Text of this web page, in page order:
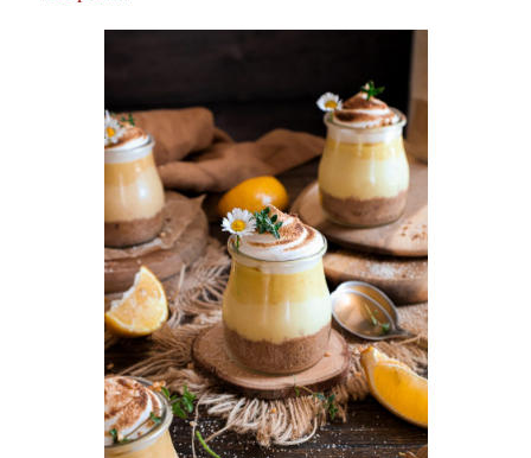
Crème
Pâtissière
Maison
/
Vegan
Homemade
Custard
Raspberry
Tart